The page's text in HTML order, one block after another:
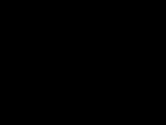
Maja znajduje sposób na